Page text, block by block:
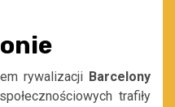
rywalizacji Barcelony
trafiły